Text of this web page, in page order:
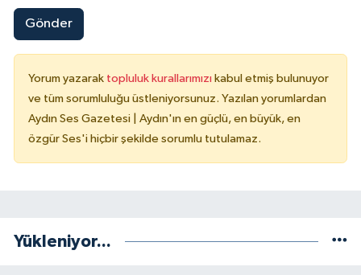
Gönder
Yorum yazarak topluluk kurallarımızı kabul etmiş bulunuyor
ve tüm sorumluluğu üstleniyorsunuz. Yazılan yorumlardan
Aydın Ses Gazetesi | Aydın'ın en güçlü, en büyük, en
özgür Ses'i hiçbir şekilde sorumlu tutulamaz.
Yükleniyor...